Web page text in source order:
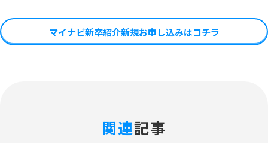
マイナビ新卒紹介新規お申し込みはコチラ
関連記事